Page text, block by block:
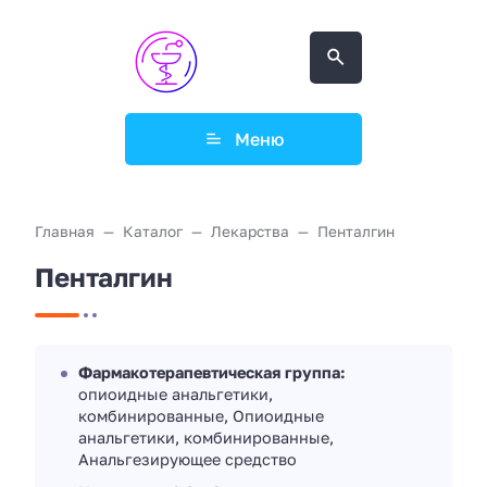
Меню
Главная Каталог Лекарства Пенталгин
Пенталгин
Фармакотерапевтическая группа:
опиоидные анальгетики,
комбинированные, Опиоидные
анальгетики, комбинированные,
Анальгезирующее средство